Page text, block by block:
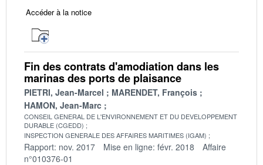
Accéder à la notice
Fin des contrats d'amodiation dans les
marinas des ports de plaisance
PIETRI, Jean-Marcel
MARENDET, François
HAMON, Jean-Marc
CONSEIL GENERAL DE L'ENVIRONNEMENT ET DU DEVELOPPEMENT
DURABLE (CGEDD)
INSPECTION GENERALE DES AFFAIRES MARITIMES (IGAM)
Rapport: nov. 2017 Mise en ligne: févr. 2018
Affaire
n°010376-01